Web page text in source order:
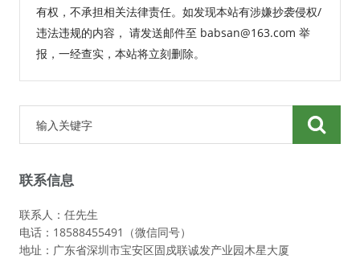
有权，不承担相关法律责任。如发现本站有涉嫌抄袭侵权/
违法违规的内容， 请发送邮件至 babsan@163.com 举
报，一经查实，本站将立刻删除。
联系信息
联系人：任先生
电话：18588455491（微信同号）
地址：广东省深圳市宝安区固戍联诚发产业园木星大厦